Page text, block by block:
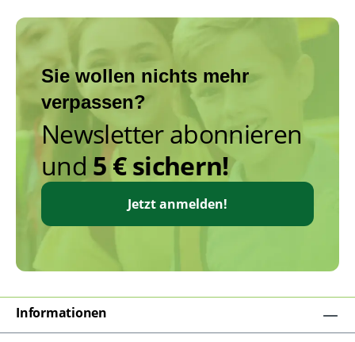
Sie wollen nichts mehr
verpassen?
Newsletter abonnieren
und 5 € sichern!
Jetzt anmelden!
Informationen